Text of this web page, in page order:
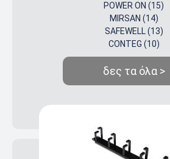
POWER ON (15)
MIRSAN (14)
SAFEWELL (13)
CONTEG (10)
δες τα όλα >